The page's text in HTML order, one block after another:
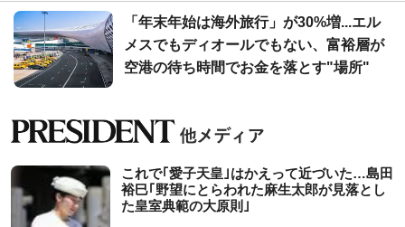
「年末年始は海外旅行」が30%増...エル
メスでもディオールでもない、富裕層が
空港の待ち時間でお金を落とす"場所"
これで｢愛子天皇｣はかえって近づいた…島田
裕巳｢野望にとらわれた麻生太郎が見落とし
た皇室典範の大原則｣